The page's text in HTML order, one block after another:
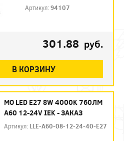
Артикул:94107
301.88 руб.
В КОРЗИНУ
МО LED E27 8W 4000K 760ЛМ
А60 12-24V IEK - ЗАКАЗ
Артикул: LLE-A60-08-12-24-40-E27